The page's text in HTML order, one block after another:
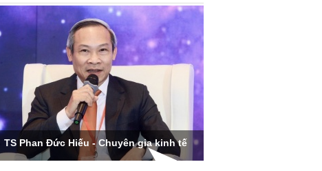
TS Phan Đức Hiếu - Chuyên gia kinh tế